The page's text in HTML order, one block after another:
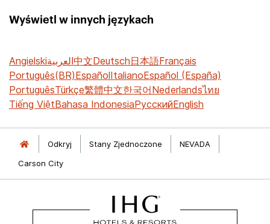
Wyświetl w innych językach
Angielskiالعربية中文Deutsch日本語Français
Português(BR)EspañolItalianoEspañol (España)
PortuguêsTürkçe繁體中文한국어Nederlandsไทย
Tiếng ViệtBahasa IndonesiaРусскийEnglish
Odkryj Stany Zjednoczone
NEVADA
Carson City